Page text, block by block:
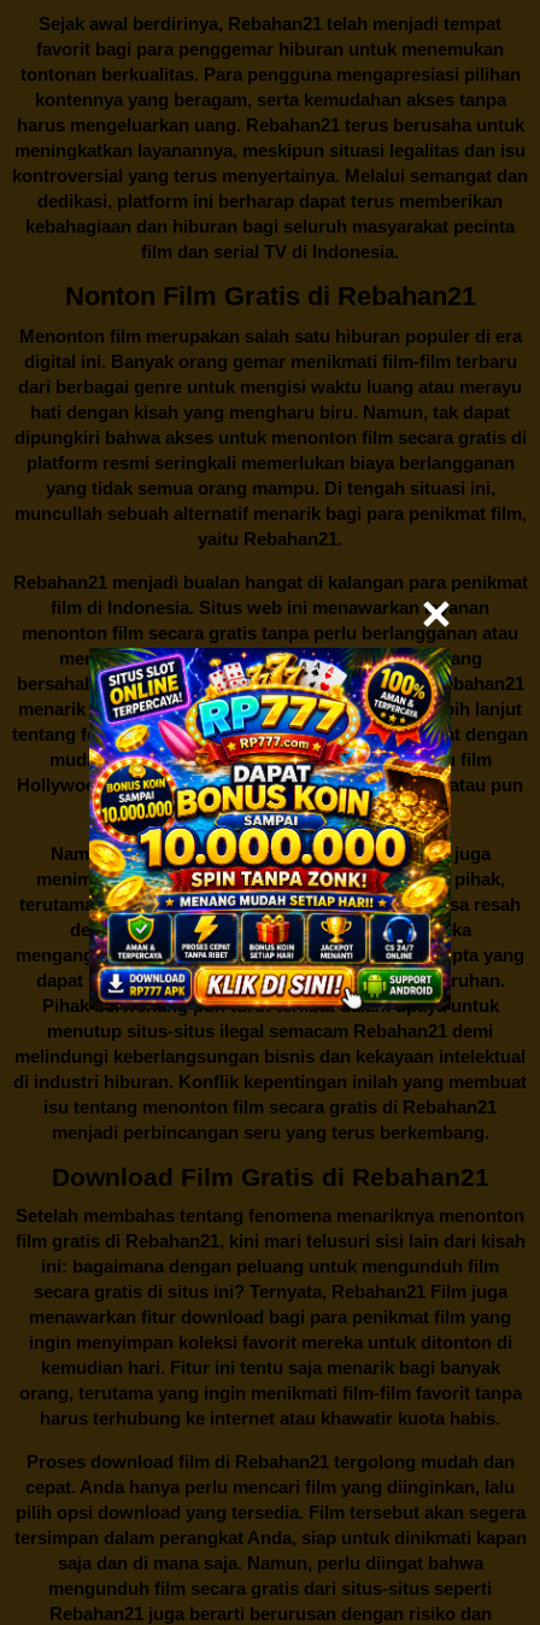
Sejak awal berdirinya, Rebahan21 telah menjadi tempat
favorit bagi para penggemar hiburan untuk menemukan
tontonan berkualitas. Para pengguna mengapresiasi pilihan
kontennya yang beragam, serta kemudahan akses tanpa
harus mengeluarkan uang. Rebahan21terus berusaha untuk
meningkatkan layanannya, meskipun situasi legalitas dan isu
kontroversial yang terus menyertainya. Melalui semangat dan
dedikasi, platform ini berharap dapat terus memberikan
kebahagiaan dan hiburan bagi seluruh masyarakat pecinta
film dan serial TV di Indonesia.
Nonton Film Gratis di Rebahan21
Menonton film merupakan salah satu hiburan populer di era
digital ini. Banyak orang gemar menikmati film-film terbaru
dari berbagai genre untuk mengisi waktu luang atau merayu
hati dengan kisah yang mengharu biru. Namun, tak dapat
dipungkiri bahwa akses untuk menonton film secara gratis di
platform resmi seringkali memerlukan biaya berlangganan
yang tidak semua orang mampu. Di tengah situasi ini,
muncullah sebuah alternatif menarik bagi para penikmat film,
yaitu Rebahan21.
Rebahan21menjadi bualan hangat di kalangan para penikmat
film di Indonesia. Situs web ini menawarkan layanan
menonton film secara gratis tanpa perlu berlangganan atau
membayar biaya tertentu. Dengan antarmuka yang
bersahabat dan koleksi film yang cukup lengkap,Rebahan21
menarik minat banyak orang untuk mencari tahu lebih lanjut
tentang fenomena ini. Sebagai pengguna, Anda dapat dengan
mudah mencari film yang ingin ditonton, baik itu film
Hollywood terbaru, drama Korea yang sedang hits, atau pun
produksi film lokal dengan kualitas terbaik.
Namun, seperti halnya cerita manis,Rebahan21juga
menimbulkan kontroversi di industri film. Banyak pihak,
terutama produsen film dan pemilik hak cipta, merasa resah
dengan maraknya situs-situs seperti ini. Mereka
menganggapnya sebagai bentuk pelanggaran hak cipta yang
dapat merugikan industri perfilman secara keseluruhan.
Pihak berwenang pun turut terlibat dalam upaya untuk
menutup situs-situs ilegal semacam Rebahan21 demi
melindungi keberlangsungan bisnis dan kekayaan intelektual
di industri hiburan. Konflik kepentingan inilah yang membuat
isu tentang menonton film secara gratis di Rebahan21
menjadi perbincangan seru yang terus berkembang.
Download Film Gratis di Rebahan21
Setelah membahas tentang fenomena menariknya menonton
film gratis di Rebahan21, kini mari telusuri sisi lain dari kisah
ini: bagaimana dengan peluang untuk mengunduh film
secara gratis di situs ini? Ternyata, Rebahan21 Film juga
menawarkan fitur download bagi para penikmat film yang
ingin menyimpan koleksi favorit mereka untuk ditonton di
kemudian hari. Fitur ini tentu saja menarik bagi banyak
orang, terutama yang ingin menikmati film-film favorit tanpa
harus terhubung ke internet atau khawatir kuota habis.
Proses download film di Rebahan21tergolong mudah dan
cepat. Anda hanya perlu mencari film yang diinginkan, lalu
pilih opsi download yang tersedia. Film tersebut akan segera
tersimpan dalam perangkat Anda, siap untuk dinikmati kapan
saja dan di mana saja. Namun, perlu diingat bahwa
mengunduh film secara gratis dari situs-situs seperti
Rebahan21 juga berarti berurusan dengan risiko dan